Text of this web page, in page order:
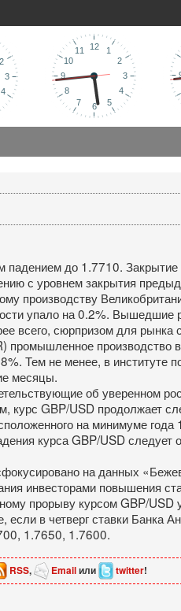
падением до 1.7710.
с уровнем закрытия
производству
упало на 0.2%. Вышедшие
всего, сюрпризом для
промышленное производство
Тем не менее, в институте
месяцы.
об уверенном
курс GBP/USD продолжает
на минимуме
курса GBP/USD следует
на данных
инвесторами повышения
прорыву курсом GBP/USD
в четверг ставки Банка
1.7650, 1.7600.
RSS, Emailили twitter!